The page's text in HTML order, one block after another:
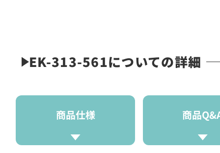
EK-313-561についての詳細
商品仕様 商品